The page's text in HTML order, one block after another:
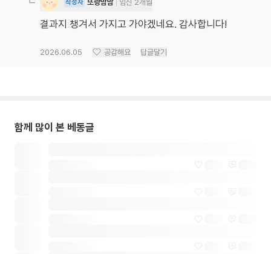
작성자 또랑맘맘 임신 2개월
결과지 챙겨서 가지고 가야겠네요. 감사합니다!
2026.06.05 공감해요 답글달기
함께 많이 본 베동글